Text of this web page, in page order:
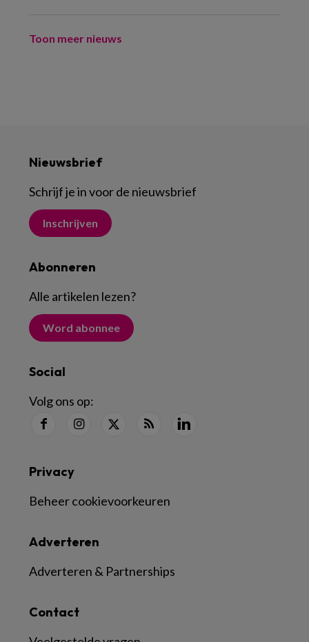
Toon meer nieuws
Nieuwsbrief
Schrijf je in voor de nieuwsbrief
Inschrijven
Abonneren
Alle artikelen lezen?
Word abonnee
Social
Volg ons op:
Contact
Adverteren
Adverteren & Partnerships
Privacy
Beheer cookievoorkeuren